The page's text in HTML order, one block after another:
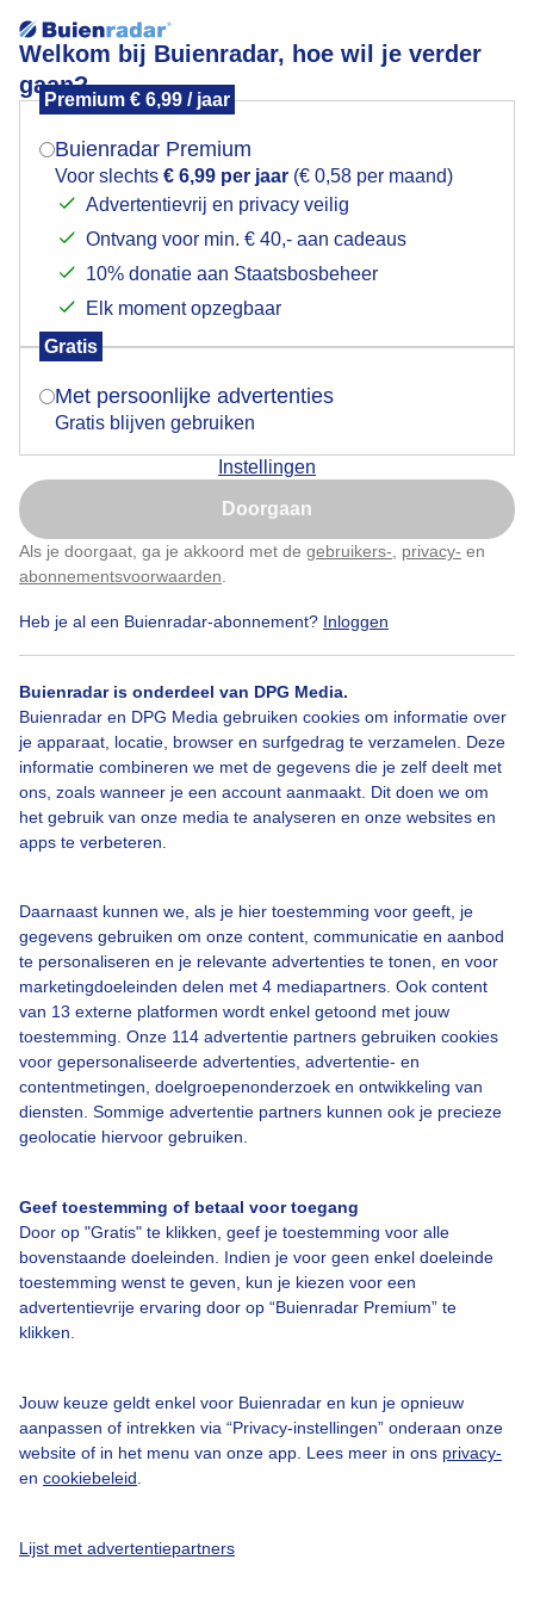
Welkom bij Buienradar, hoe wil je verder
gaan?
Premium € 6,99 / jaar
Buienradar Premium
Voor slechts € 6,99 per jaar (€ 0,58 per maand)
Advertentievrij en privacy veilig
Ontvang voor min. € 40,- aan cadeaus
10% donatie aan Staatsbosbeheer
Elk moment opzegbaar
Gratis
Met persoonlijke advertenties
Gratis blijven gebruiken
Instellingen
Doorgaan
Als je doorgaat, ga je akkoord met de gebruikers- privacy- en
abonnementsvoorwaarden
Heb je al een Buienradar-abonnement? Inloggen
Buienradar is onderdeel van DPG Media.
Buienradar en DPG Media gebruiken cookies om informatie over
je apparaat, locatie, browser en surfgedrag te verzamelen. Deze
informatie combineren we met de gegevens die je zelf deelt met
ons, zoals wanneer je een account aanmaakt. Dit doen we om
het gebruik van onze media te analyseren en onze websites en
apps te verbeteren.
Daarnaast kunnen we, als je hier toestemming voor geeft, je
gegevens gebruiken om onze content, communicatie en aanbod
te personaliseren en je relevante advertenties te tonen, en voor
marketingdoeleinden delen met 4 mediapartners. Ook content
van 13 externe platformen wordt enkel getoond met jouw
toestemming. Onze 114 advertentie partners gebruiken cookies
voor gepersonaliseerde advertenties, advertentie- en
contentmetingen, doelgroepenonderzoek en ontwikkeling van
diensten. Sommige advertentie partners kunnen ook je precieze
geolocatie hiervoor gebruiken.
Geef toestemming of betaal voor toegang
Door op "Gratis" te klikken, geef je toestemming voor alle
bovenstaande doeleinden. Indien je voor geen enkel doeleinde
toestemming wenst te geven, kun je kiezen voor een
advertentievrije ervaring door op “Buienradar Premium” te
klikken.
Jouw keuze geldt enkel voor Buienradar en kun je opnieuw
aanpassen of intrekken via “Privacy-instellingen” onderaan onze
website of in het menu van onze app. Lees meer in ons privacy-
en cookiebeleid
Lijst met advertentiepartners
De berg in de wolken, maar toch geregeld zonneschijn
Door: Jolanda Pelkmans
Bergindewolken Zonneschijn Zon
Bekijk slideshow
Een moment geduld aub...
Over Buienradar
Veelgestelde vragen
Contact
Toegankelijkheid
Gebruikersvoorwaarden
Buienradar Team
Privacy beleid
Cookie beleid
Mogen we je locatie gebruiken voor het
Indien je hier nog geen akkoord op hebt gegeven,
verschijnt er zo een pop-up uit je browser waarin
Is goed, toon de popup
Nu niet, misschien later
Klik hierom dit aan te passen